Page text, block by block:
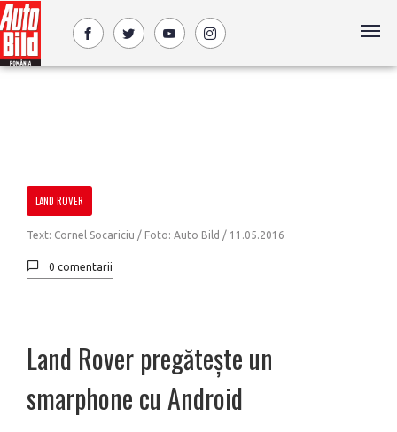
LAND ROVER
Text: Cornel Socariciu / Foto: Auto Bild / 11.05.2016
0 comentarii
Land Rover pregătește un
smarphone cu Android